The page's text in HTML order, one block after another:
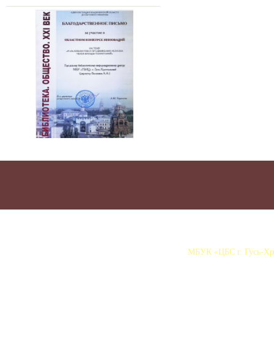
МБУК «ЦБС г. Гусь-